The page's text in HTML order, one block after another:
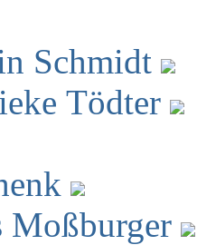
Schmidt
Tödter
Moßburger